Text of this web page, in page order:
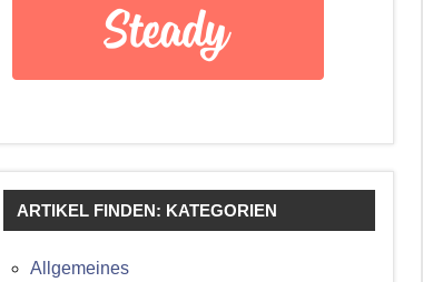
ARTIKEL FINDEN: KATEGORIEN
Allgemeines